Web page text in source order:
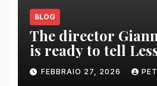
BLOG
The director
is ready to tell
FEBBRAIO 27, 2026